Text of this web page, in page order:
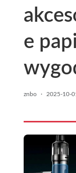
e
znbo · 2025-10-